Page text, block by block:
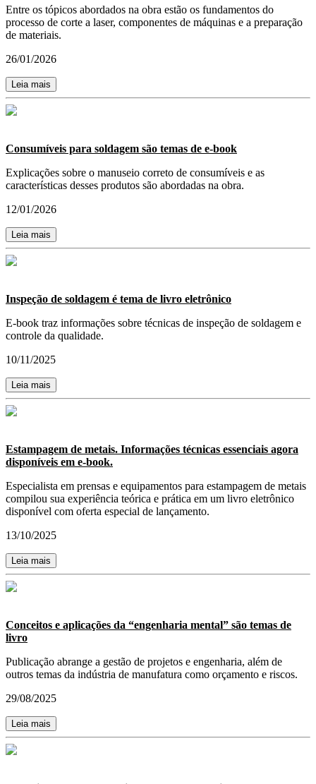
Entre os tópicos abordados na obra estão os fundamentos do
processo de corte a laser, componentes de máquinas e a preparação
de materiais.
26/01/2026
Leia mais
Consumíveis para soldagem são temas de e-book
Explicações sobre o manuseio correto de consumíveis e as
características desses produtos são abordadas na obra.
12/01/2026
Leia mais
Inspeção de soldagem é tema de livro eletrônico
E-book traz informações sobre técnicas de inspeção de soldagem e
controle da qualidade.
10/11/2025
Leia mais
Estampagem de metais. Informações técnicas essenciais agora
disponíveis em e-book.
Especialista em prensas e equipamentos para estampagem de metais
compilou sua experiência teórica e prática em um livro eletrônico
disponível com oferta especial de lançamento.
13/10/2025
Leia mais
Conceitos e aplicações da “engenharia mental” são temas de
livro
Publicação abrange a gestão de projetos e engenharia, além de
outros temas da indústria de manufatura como orçamento e riscos.
29/08/2025
Leia mais